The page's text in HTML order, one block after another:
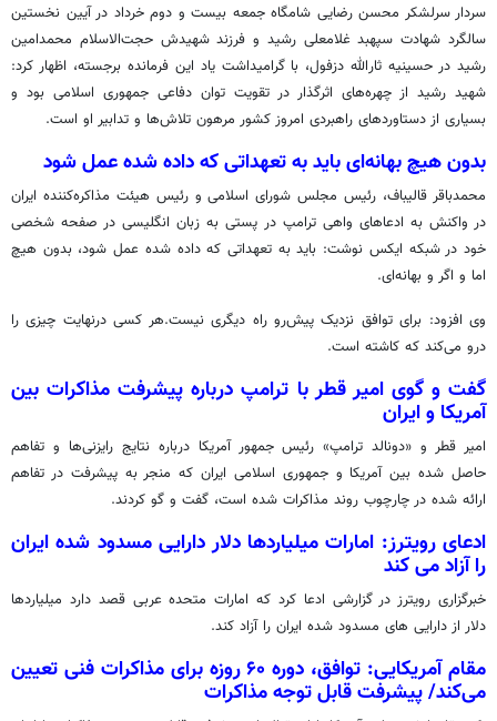
سردار سرلشکر محسن رضایی شامگاه جمعه بیست و دوم خرداد در آیین نخستین
سالگرد شهادت سپهبد غلامعلی رشید و فرزند شهیدش حجت‌الاسلام محمدامین
رشید در حسینیه ثارالله دزفول، با گرامیداشت یاد این فرمانده برجسته، اظهار کرد:
شهید رشید از چهره‌های اثرگذار در تقویت توان دفاعی جمهوری اسلامی بود و
بسیاری از دستاوردهای راهبردی امروز کشور مرهون تلاش‌ها و تدابیر او است.
بدون هیچ بهانه‌ای باید به تعهداتی که داده شده عمل شود
محمدباقر قالیباف، رئیس مجلس شورای اسلامی و رئیس هیئت مذاکره‌کننده ایران
در واکنش به ادعاهای واهی ترامپ در پستی به زبان انگلیسی در صفحه شخصی
خود در شبکه ایکس نوشت: باید به تعهداتی که داده شده عمل شود، بدون هیچ
اما و اگر و بهانه‌ای.
وی افزود: برای توافق نزدیک پیش‌رو راه دیگری نیست.هر کسی درنهایت چیزی را
درو می‌کند که کاشته است.
گفت و گوی امیر قطر با ترامپ درباره پیشرفت مذاکرات بین
آمریکا و ایران
امیر قطر و «دونالد ترامپ» رئیس جمهور آمریکا درباره نتایج رایزنی‌ها و تفاهم
حاصل شده بین آمریکا و جمهوری اسلامی ایران که منجر به پیشرفت در تفاهم
ارائه شده در چارچوب روند مذاکرات شده است، گفت و گو کردند.
ادعای رویترز: امارات میلیاردها دلار دارایی مسدود شده ایران
را آزاد می کند
خبرگزاری رویترز در گزارشی ادعا کرد که امارات متحده عربی قصد دارد میلیاردها
دلار از دارایی های مسدود شده ایران را آزاد کند.
مقام آمریکایی: توافق، دوره ۶۰ روزه برای مذاکرات فنی تعیین
می‌کند/ پیشرفت قابل توجه مذاکرات